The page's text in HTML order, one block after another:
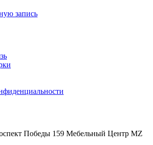
запись
Победы 159 Мебельный Центр MZ